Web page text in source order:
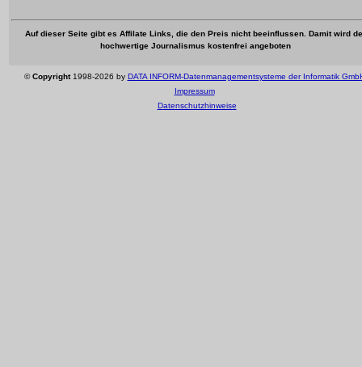
Auf dieser Seite gibt es Affilate Links, die den Preis nicht beeinflussen. Damit wird
hochwertige Journalismus kostenfrei angeboten
©Copyright1998-2026 by DATA INFORM-Datenmanagementsysteme der Informatik
Impressum
Datenschutzhinweise